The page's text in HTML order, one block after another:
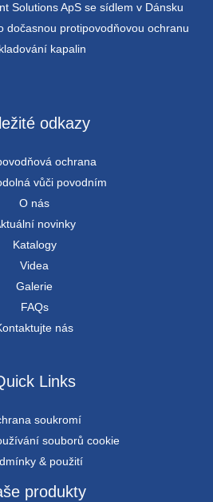
Solutions ApS se sídlem v Dánsku
dočasnou protipovodňovou ochranu
kapalin
odkazy
ochrana
vůči povodním
O nás
novinky
Katalogy
Videa
Galerie
FAQs
nás
Links
soukromí
souborů cookie
& použití
produkty